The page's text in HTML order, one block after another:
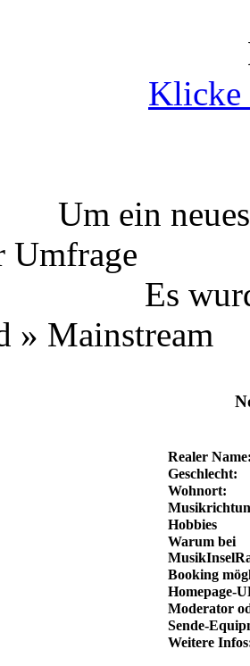
Klicke
Um ein
Umfrage
Es
» Mainstream
Realer
Geschlecht:
Wohnort:
Hobbies
Warum bei
Booking
Homepage-
Moderator
Sende-
Weitere